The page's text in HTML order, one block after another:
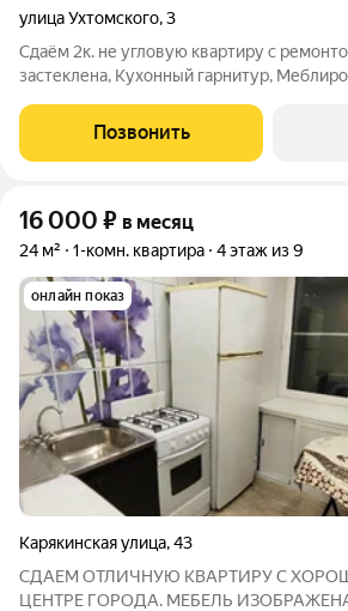
улица Ухтомского,3
Сдаём 2к. не угловую квартиру с
застеклена, Кухонный гарнитур,
для проживания, Стоимость аренды
месяц+эл-во и вода, Единоразовая
Позвонить
16 000 ₽ в месяц
24 м² 1-комн. квартира 4 этаж из 9
онлайн показ
Карякинская улица,43
СДАЕМ ОТЛИЧНУЮ КВАРТИРУ С
ЦЕНТРЕ ГОРОДА. МЕБЕЛЬ